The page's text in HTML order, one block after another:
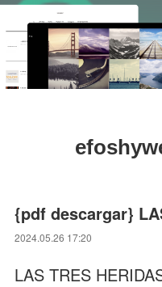
{pdf descargar}
2024.05.26 17:20
LAS TRES